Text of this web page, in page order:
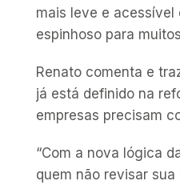
mais leve e acessível
espinhoso para
Renato comenta e
já está definido na
empresas precisam
“Com a nova lógica
quem não revisar